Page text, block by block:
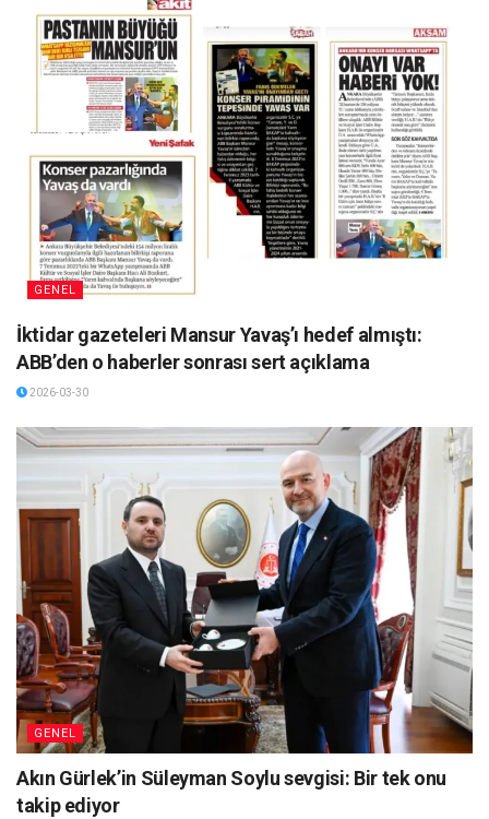
GENEL
İktidar gazeteleri Mansur Yavaş’ı hedef almıştı:
ABB’den o haberler sonrası sert açıklama
2026-03-30
GENEL
Akın Gürlek’in Süleyman Soylu sevgisi: Bir tek onu
takip ediyor